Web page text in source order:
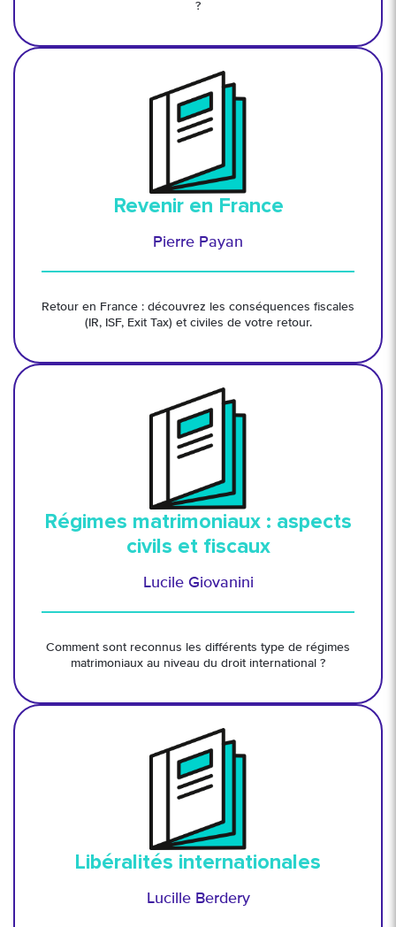
?
Revenir en France
Pierre Payan
Retour en France : découvrez les conséquences fiscales
(IR, ISF, Exit Tax) et civiles de votre retour.
Régimes matrimoniaux : aspects
civils et fiscaux
Lucile Giovanini
Comment sont reconnus les différents type de régimes
matrimoniaux au niveau du droit international ?
Libéralités internationales
Lucille Berdery